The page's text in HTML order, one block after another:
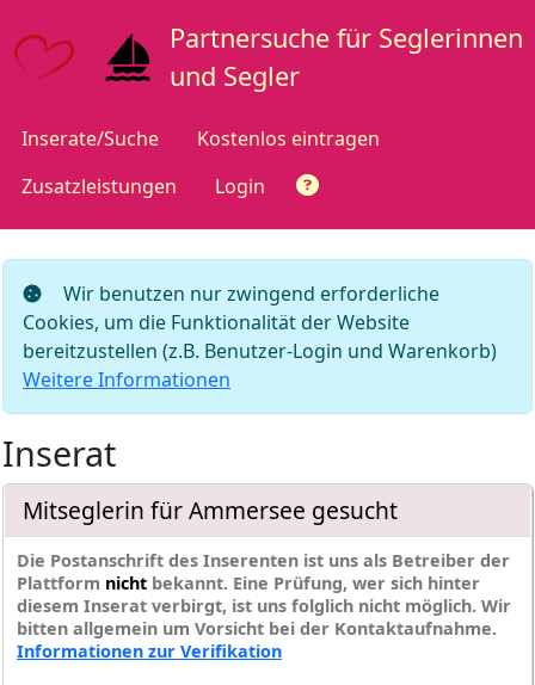
Partnersuche für Seglerinnen
und Segler
Inserate/Suche
Kostenlos eintragen
Zusatzleistungen
Login
Wir benutzen nur zwingend erforderliche
Cookies, um die Funktionalität der Website
bereitzustellen (z.B. Benutzer-Login und Warenkorb)
Weitere Informationen
Inserat
Mitseglerin für Ammersee gesucht
Die Postanschrift des Inserenten ist uns als Betreiber der
Plattform nicht bekannt. Eine Prüfung, wer sich hinter
diesem Inserat verbirgt, ist uns folglich nicht möglich. Wir
bitten allgemein um Vorsicht bei der Kontaktaufnahme.
Informationen zur Verifikation